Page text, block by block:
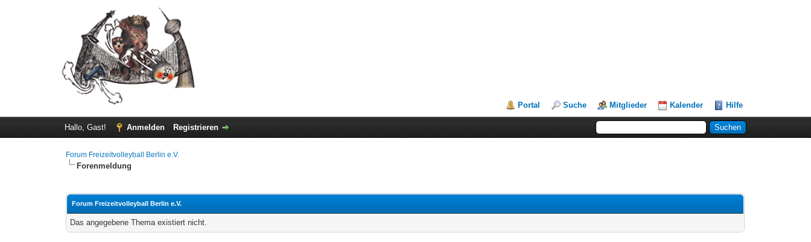
Portal Suche Mitglieder Kalender Hilfe
Hallo, Gast! Anmelden Registrieren
Forum Freizeitvolleyball Berlin e.V.
Forenmeldung
Forum Freizeitvolleyball Berlin e.V.
Das angegebene Thema existiert nicht.